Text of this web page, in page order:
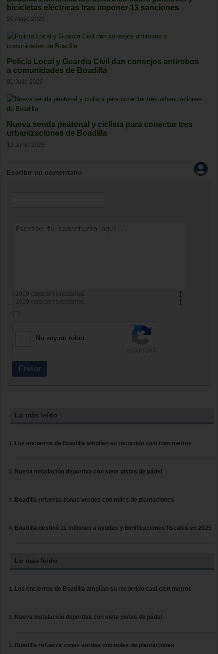
bicicletas eléctricas tras imponer 13 sanciones
20 Mayo 2026
Policía Local y Guardia Civil dan consejos antirobos
a comunidades de Boadilla
01 Julio 2026
Nueva senda peatonal y ciclista para conectar tres
urbanizaciones de Boadilla
12 Junio 2026
Escribir un comentario
caracteres restantes
caracteres restantes
No soy un robot
Enviar
Lo más leído
Los encierros de Boadilla amplían su recorrido casi cien metros
Nueva instalación deportiva con siete pistas de pádel
Boadilla refuerza zonas verdes con miles de plantaciones
Boadilla destinó 11 millones a ayudas y bonificaciones fiscales en 2025
Lo más leído
Los encierros de Boadilla amplían su recorrido casi cien metros
Nueva instalación deportiva con siete pistas de pádel
Boadilla refuerza zonas verdes con miles de plantaciones